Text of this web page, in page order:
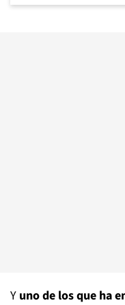
Y uno de los que ha